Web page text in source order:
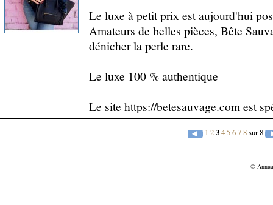
Le luxe à petit prix est aujourd'hui
Amateurs de belles pièces, Bête
dénicher la perle rare.
Le luxe 100 % authentique
Le site https://betesauvage.com est
1 2345678sur 8
©